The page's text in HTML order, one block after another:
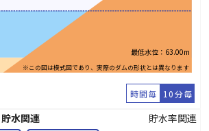
※この図は模式図であり、実際のダムの形状とは異なります
最低水位：63.00m
時間毎 10分毎
貯水関連 貯水率関連